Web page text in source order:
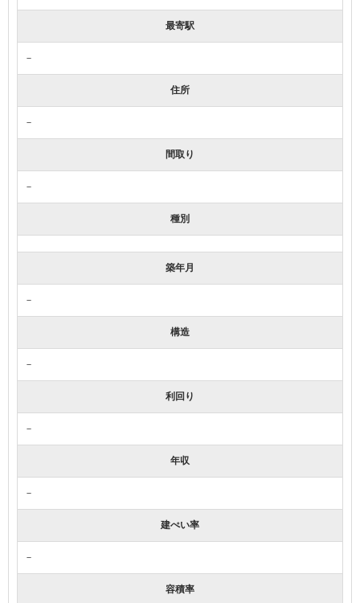
最寄駅
－
住所
－
間取り
－
種別
築年月
－
構造
－
利回り
－
年収
－
建ぺい率
－
容積率